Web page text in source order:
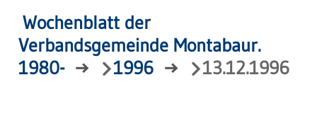
Wochenblatt der
Verbandsgemeinde Montabaur.
1980- → 1996 → 13.12.1996